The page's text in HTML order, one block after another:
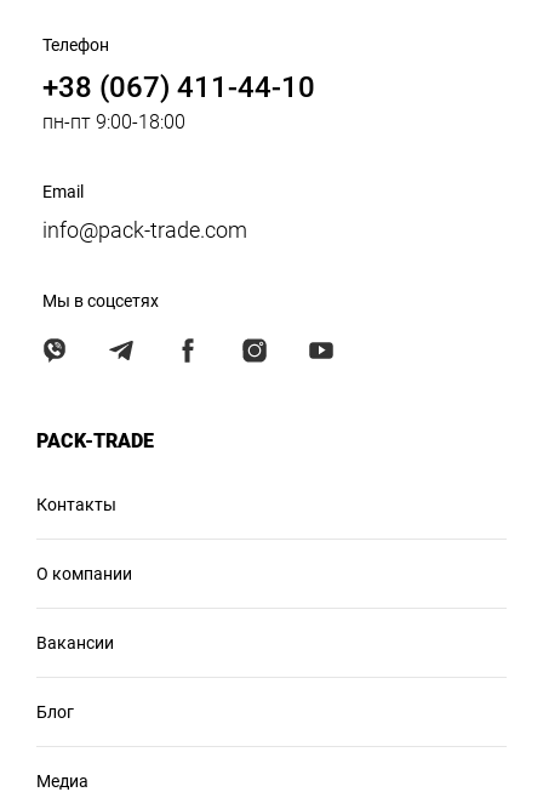
Телефон
+38 (067) 411-44-10
пн-пт 9:00-18:00
Email
info@pack-trade.com
Мы в соцсетях
PACK-TRADE
Контакты
О компании
Вакансии
Блог
Медиа